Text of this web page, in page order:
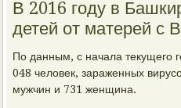
В 2016 году в
детей от матерей с
По данным, с начала текущегο
048 человек, зараженных
мужчин и 731 женщина.